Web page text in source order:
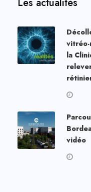
vitréo-
la
vidéo